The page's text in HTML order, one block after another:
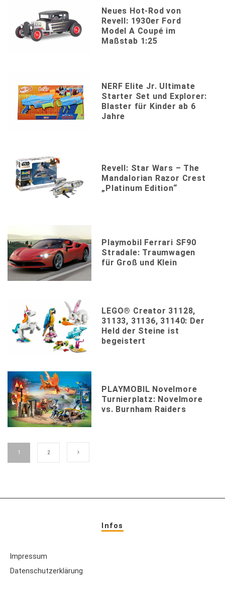
Neues Hot-Rod von
Revell: 1930er Ford
Model A Coupé im
Maßstab 1:25
NERF Elite Jr. Ultimate
Starter Set und Explorer:
Blaster für Kinder ab 6
Jahre
Revell: Star Wars – The
Mandalorian Razor Crest
„Platinum Edition“
Playmobil Ferrari SF90
Stradale: Traumwagen
für Groß und Klein
LEGO® Creator 31128,
31133, 31136, 31140: Der
Held der Steine ist
begeistert
PLAYMOBIL Novelmore
Turnierplatz: Novelmore
vs. Burnham Raiders
1 2
Infos
Impressum
Datenschutzerklärung